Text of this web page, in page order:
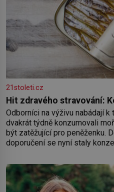
21stoleti.cz
Hit zdravého stravování:
Odborníci na výživu nabádají
dvakrát týdně konzumovali
být zatěžující pro peněženku.
doporučení se nyní staly